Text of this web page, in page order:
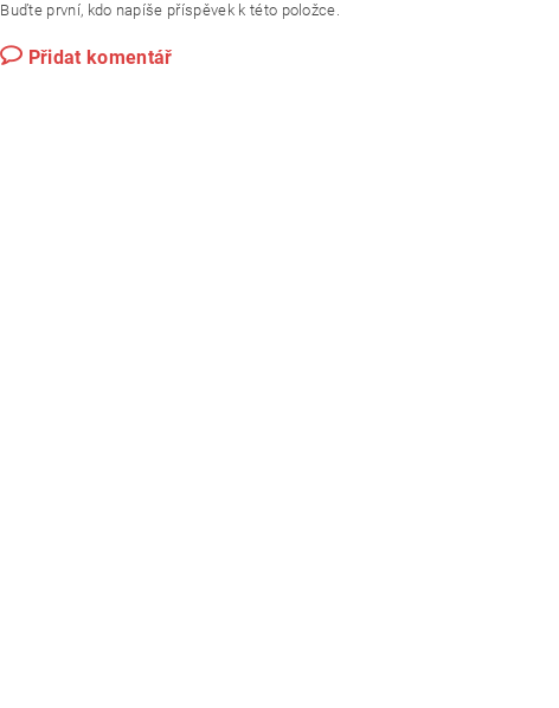
Buďte první, kdo napíše příspěvek k této položce.
Přidat komentář